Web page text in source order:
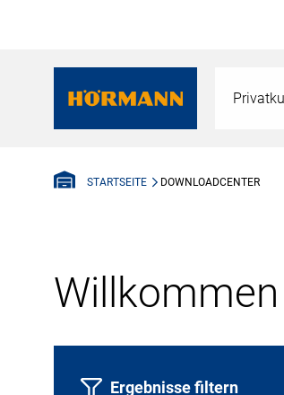
STARTSEITE DOWNLOADCENTER
Ergebnisse filtern